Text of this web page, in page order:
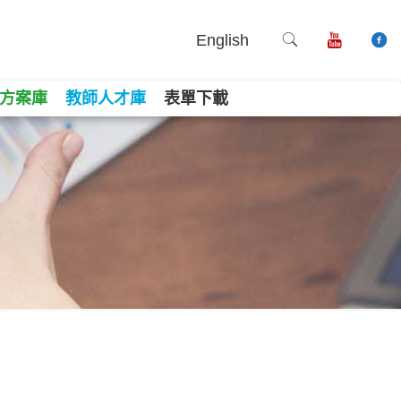
English
案庫 教師人才庫 表單下載